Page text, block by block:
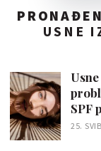
USNE
SPF
25.